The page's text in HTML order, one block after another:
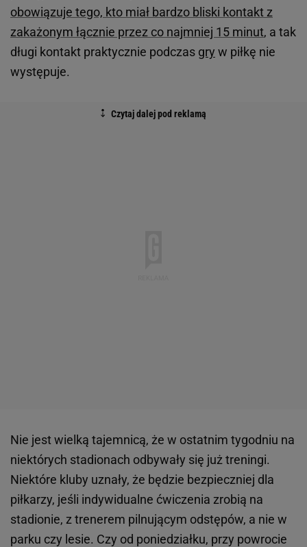
obowiązuje tego, kto miał bardzo bliski kontakt z
zakażonym łącznie przez co najmniej 15 minut, a tak
długi kontakt praktycznie podczas gry w piłkę nie
występuje.
Nie jest wielką tajemnicą, że w ostatnim tygodniu na
niektórych stadionach odbywały się już treningi.
Niektóre kluby uznały, że będzie bezpieczniej dla
piłkarzy, jeśli indywidualne ćwiczenia zrobią na
stadionie, z trenerem pilnującym odstępów, a nie w
parku czy lesie. Czy od poniedziałku, przy powrocie